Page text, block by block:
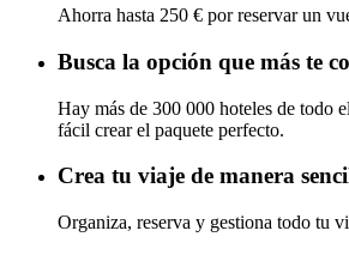
Ahorra hasta 250 € por reservar un
Busca la opción que más te
Hay más de 300 000 hoteles de todo
fácil crear el paquete perfecto.
Crea tu viaje de manera
Organiza, reserva y gestiona todo tu